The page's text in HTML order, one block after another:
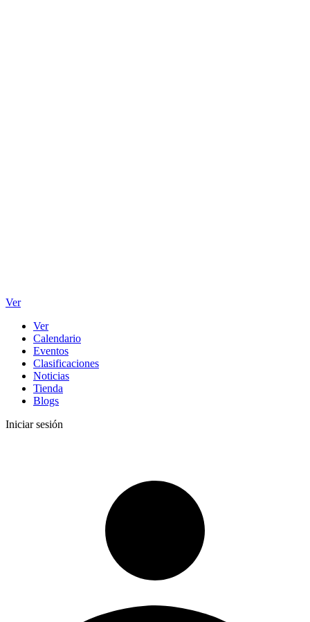
Ver
Ver
Calendario
Eventos
Clasificaciones
Noticias
Tienda
Blogs
Iniciar sesión